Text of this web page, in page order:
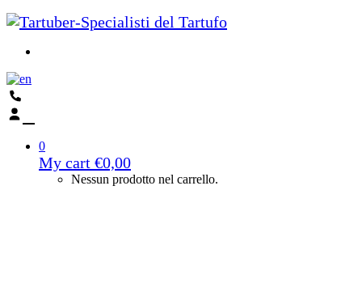
0
My cart €0,00
Nessun prodotto nel carrello.